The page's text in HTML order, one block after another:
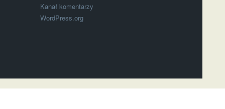
Kanał komentarzy
WordPress.org